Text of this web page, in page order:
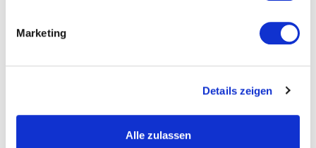
Marketing
Details zeigen
Alle zulassen
und das Vereinsleben ausmacht. In einer
ungewöhnlichen Kulisse bei einer nicht überdachten
Festveranstaltung konnte er die Zuschauer